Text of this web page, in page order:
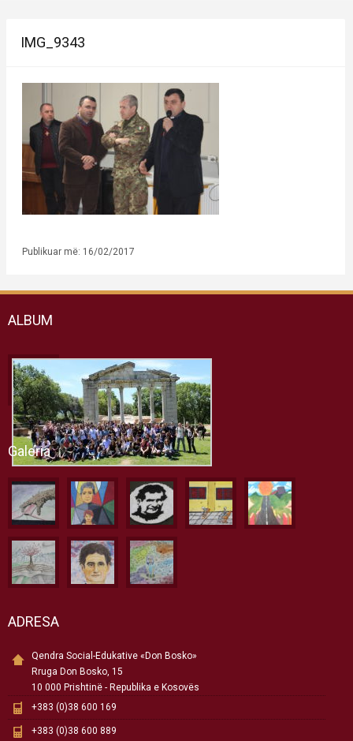
IMG_9343
Publikuar më: 16/02/2017
ALBUM
Galeria
ADRESA
Qendra Social-Edukative «Don Bosko»
Rruga Don Bosko, 15
10 000 Prishtinë - Republika e Kosovës
+383 (0)38 600 169
+383 (0)38 600 889